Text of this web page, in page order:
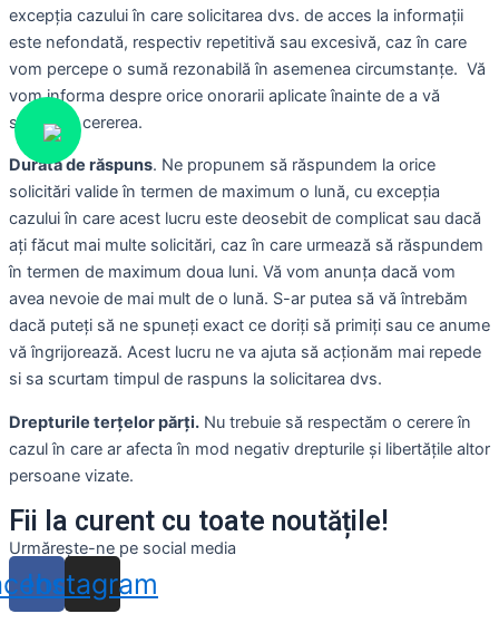
excepția cazului în care solicitarea dvs. de acces la informații
este nefondată, respectiv repetitivă sau excesivă, caz în care
vom percepe o sumă rezonabilă în asemenea circumstanțe. Vă
vom informa despre orice onorarii aplicate înainte de a vă
soluționa cererea.
Durata de răspuns. Ne propunem să răspundem la orice
solicitări valide în termen de maximum o lună, cu excepția
cazului în care acest lucru este deosebit de complicat sau dacă
ați făcut mai multe solicitări, caz în care urmează să răspundem
în termen de maximum doua luni. Vă vom anunța dacă vom
avea nevoie de mai mult de o lună. S-ar putea să vă întrebăm
dacă puteți să ne spuneți exact ce doriți să primiți sau ce anume
vă îngrijorează. Acest lucru ne va ajuta să acționăm mai repede
si sa scurtam timpul de raspuns la solicitarea dvs.
Drepturile terțelor părți. Nu trebuie să respectăm o cerere în
cazul în care ar afecta în mod negativ drepturile și libertățile altor
persoane vizate.
Fii la curent cu toate noutățile!
Urmărește-ne pe social media
Instagram